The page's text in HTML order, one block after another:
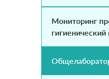
Мониторинг
гигиенический